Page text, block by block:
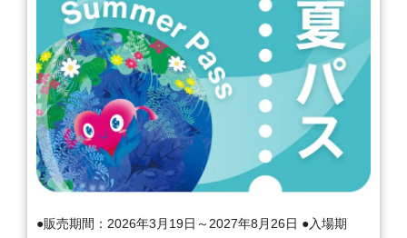
●販売期間：2026年3月19日～2027年8月26日 ●入場期